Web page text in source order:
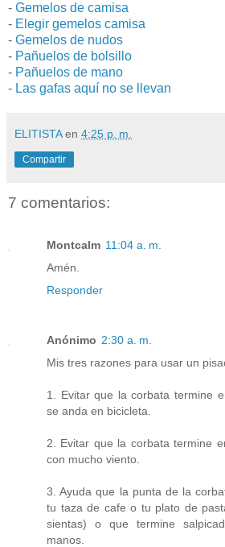
- Gemelos de camisa
- Elegir gemelos camisa
- Gemelos de nudos
- Pañuelos de bolsillo
- Pañuelos de mano
- Las gafas aquí no se llevan
ELITISTA en 4:25 p. m.
Compartir
7 comentarios:
Montcalm 11:04 a. m.
Amén.
Responder
Anónimo 2:30 a. m.
Mis tres razones para usar un
1. Evitar que la corbata termine
se anda en bicicleta.
2. Evitar que la corbata termine
con mucho viento.
3. Ayuda que la punta de la
tu taza de cafe o tu plato de
sientas) o que termine
manos.